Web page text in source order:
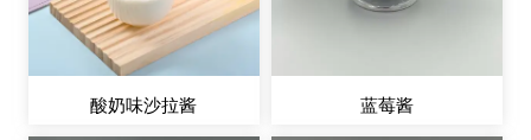
酸奶味沙拉酱 蓝莓酱